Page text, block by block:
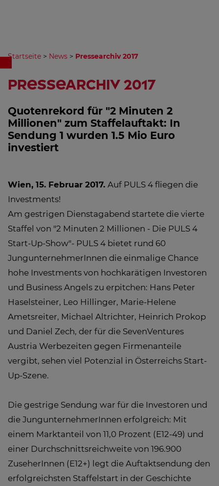
Startseite > News > Pressearchiv 2017
Pressearchiv 2017
Quotenrekord für "2 Minuten 2
Millionen" zum Staffelauftakt: In
Sendung 1 wurden 1.5 Mio Euro
investiert
Wien, 15. Februar 2017. Auf PULS 4 fliegen die
Investments!
Am gestrigen Dienstagabend startete die vierte
Staffel von "2 Minuten 2 Millionen - Die PULS 4
Start-Up-Show"- PULS 4 bietet rund 60
JungunternehmerInnen die einmalige Chance
hohe Investments von hochkarätigen Investoren
und Business Angels zu erpitchen: Hans Peter
Haselsteiner, Leo Hillinger, Marie-Helene
Ametsreiter, Michael Altrichter, Heinrich Prokop
und Daniel Zech, der für die SevenVentures
Austria Werbezeiten gegen Firmenanteile
vergibt, sehen viel Potenzial in Österreichs Start-
Up-Szene.
Die gestrige Sendung war für die Investoren und
die JungunternehmerInnen erfolgreich: Mit
einem Marktanteil von 11,0 Prozent (E12-49) und
einer Durchschnittsreichweite von 196.900
ZuseherInnen (E12+) legt die Auftaktsendung den
erfolgreichsten Staffelstart in der Geschichte